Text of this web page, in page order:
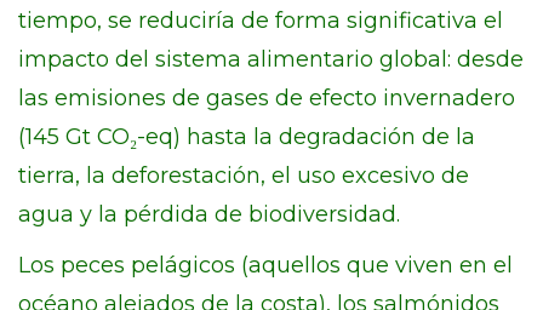
tiempo, se reduciría de forma significativa el
impacto del sistema alimentario global: desde
las emisiones de gases de efecto invernadero
(145 Gt CO₂-eq) hasta la degradación de la
tierra, la deforestación, el uso excesivo de
agua y la pérdida de biodiversidad.
Los peces pelágicos (aquellos que viven en el
océano alejados de la costa), los salmónidos